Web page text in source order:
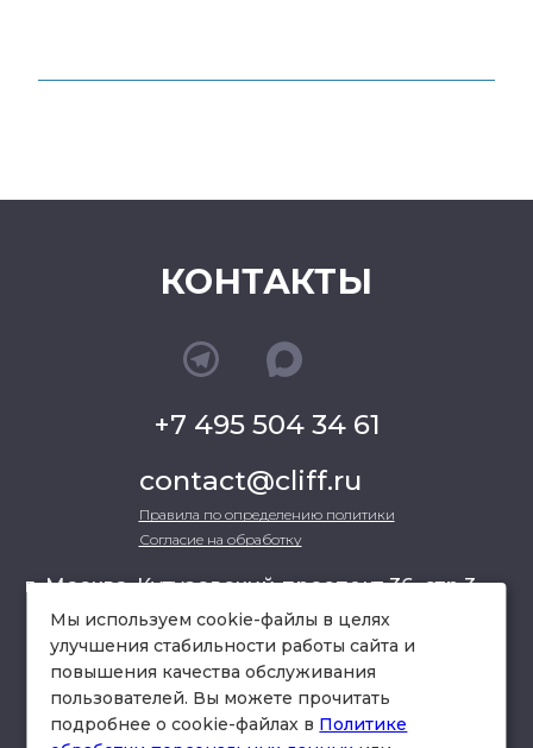
КОНТАКТЫ
+7 495 504 34 61
contact@cliff.ru
Правила по определению политики
Согласие на обработку
г. Москва, Кутузовский проспект 36, стр.3 ,
офис 301
схема проезда
Мы используем cookie-файлы в целях
улучшения стабильности работы сайта и
повышения качества обслуживания
пользователей. Вы можете прочитать
подробнее о cookie-файлах в Политике